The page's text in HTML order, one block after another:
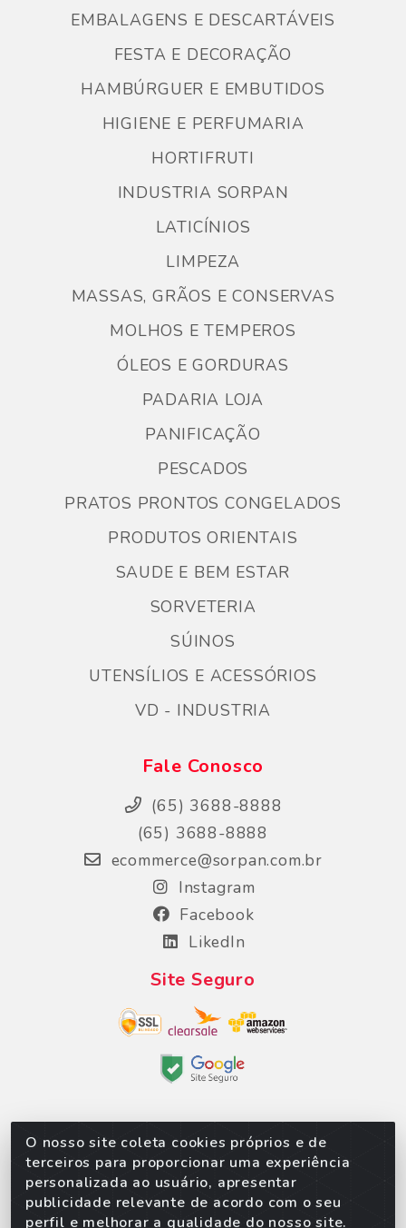
O nosso site coleta cookies próprios e de
terceiros para proporcionar uma experiência
personalizada ao usuário, apresentar
publicidade relevante de acordo com o seu
perfil e melhorar a qualidade do nosso site.
EMBALAGENS E DESCARTÁVEIS
FESTA E DECORAÇÃO
HAMBÚRGUER E EMBUTIDOS
HIGIENE E PERFUMARIA
HORTIFRUTI
INDUSTRIA SORPAN
LATICÍNIOS
LIMPEZA
MASSAS, GRÃOS E CONSERVAS
MOLHOS E TEMPEROS
ÓLEOS E GORDURAS
PADARIA LOJA
PANIFICAÇÃO
PESCADOS
PRATOS PRONTOS CONGELADOS
PRODUTOS ORIENTAIS
SAUDE E BEM ESTAR
SORVETERIA
SÚINOS
UTENSÍLIOS E ACESSÓRIOS
VD - INDUSTRIA
Fale Conosco
(65) 3688-8888
(65) 3688-8888
ecommerce@sorpan.com.br
Instagram
Facebook
LikedIn
Site Seguro
Sorpan - Rodovia dos Imigrantes, Lote 06, São
Matheus, Várzea Grande/MT – CEP 78152-135 -
CNPJ 02.623.537/0010-24